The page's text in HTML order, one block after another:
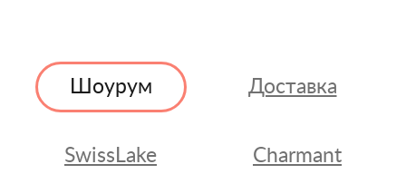
Шоурум Доставка
SwissLake Charmant